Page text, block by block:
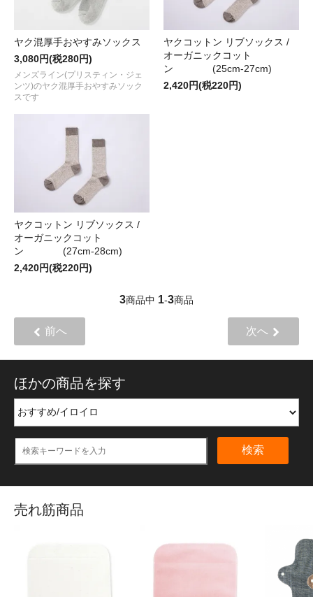
ヤク混厚手おやすみソックス
3,080円(税280円)
メンズライン(プリスティン・ジェ
ンツ)のヤク混厚手おやすみソック
スです
ヤクコットン リブソックス /
オーガニックコット
ン (25cm-27cm)
2,420円(税220円)
ヤクコットン リブソックス /
オーガニックコット
ン (27cm-28cm)
2,420円(税220円)
3商品中 1-3商品
前へ 次へ
ほかの商品を探す
検索
売れ筋商品